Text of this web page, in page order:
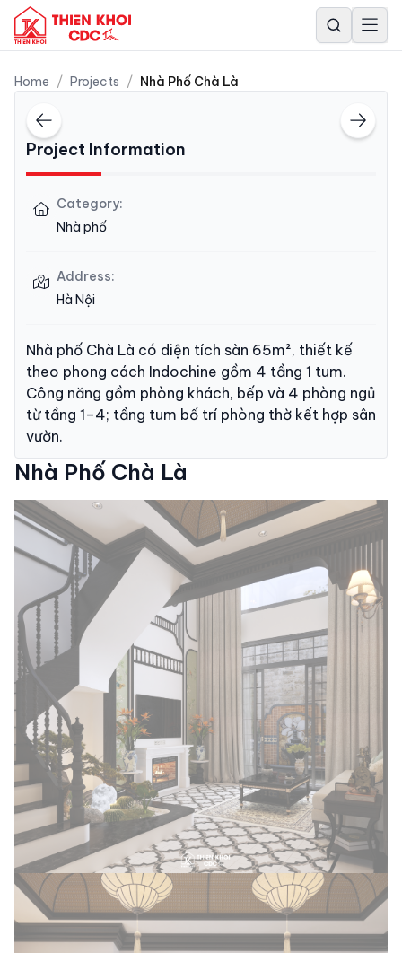
Home / Projects / Nhà Phố Chà Là
Project Information
Category:
Nhà phố
Address:
Hà Nội
Nhà phố Chà Là có diện tích sàn 65m², thiết kế
theo phong cách Indochine gồm 4 tầng 1 tum.
Công năng gồm phòng khách, bếp và 4 phòng ngủ
từ tầng 1–4; tầng tum bố trí phòng thờ kết hợp sân
vườn.
Nhà Phố Chà Là
Project Images